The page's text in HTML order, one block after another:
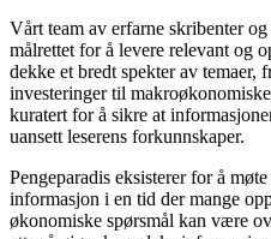
Vårt team av erfarne skribenter
målrettet for å levere relevant og
dekke et bredt spekter av temaer,
investeringer til
kuratert for å sikre at
uansett leserens forkunnskaper.
Pengeparadis eksisterer for å
informasjon i en tid der mange
økonomiske spørsmål kan være